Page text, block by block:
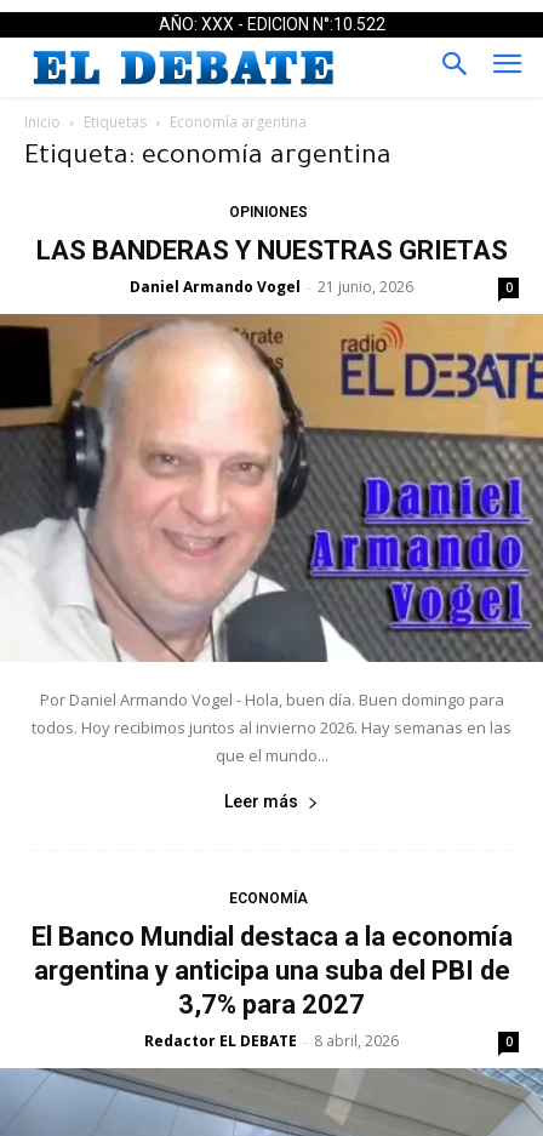
AÑO: XXX - EDICION N°:10.522
Inicio Etiquetas Economía argentina
Etiqueta: economía argentina
OPINIONES
LAS BANDERAS Y NUESTRAS GRIETAS
Daniel Armando Vogel - 21 junio, 2026 0
Por Daniel Armando Vogel - Hola, buen día. Buen domingo para
todos. Hoy recibimos juntos al invierno 2026. Hay semanas en las
que el mundo...
Leer más
ECONOMÍA
El Banco Mundial destaca a la economía
argentina y anticipa una suba del PBI de
3,7% para 2027
Redactor EL DEBATE - 8 abril, 2026 0